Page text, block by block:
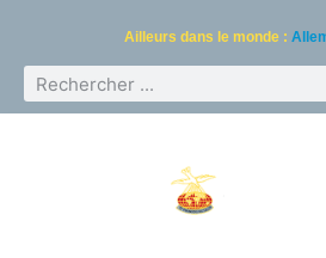
Ailleurs dans le monde :